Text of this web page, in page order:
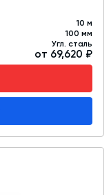
10 м
100 мм
Угл. сталь
от 69,620 ₽